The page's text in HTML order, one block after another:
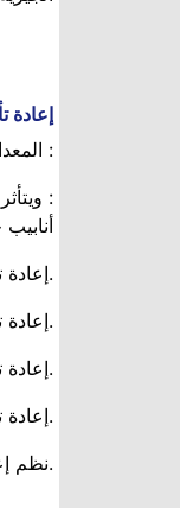
إعادة
:
:
.إعادة
.إعادة
.نظم